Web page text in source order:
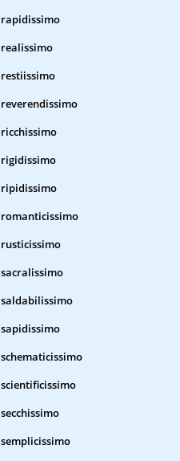
rapidissimo
realissimo
restiissimo
reverendissimo
ricchissimo
rigidissimo
ripidissimo
romanticissimo
rusticissimo
sacralissimo
saldabilissimo
sapidissimo
schematicissimo
scientificissimo
secchissimo
semplicissimo